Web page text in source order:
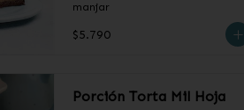
manjar
$5.790
Porción Torta Mil Hoja